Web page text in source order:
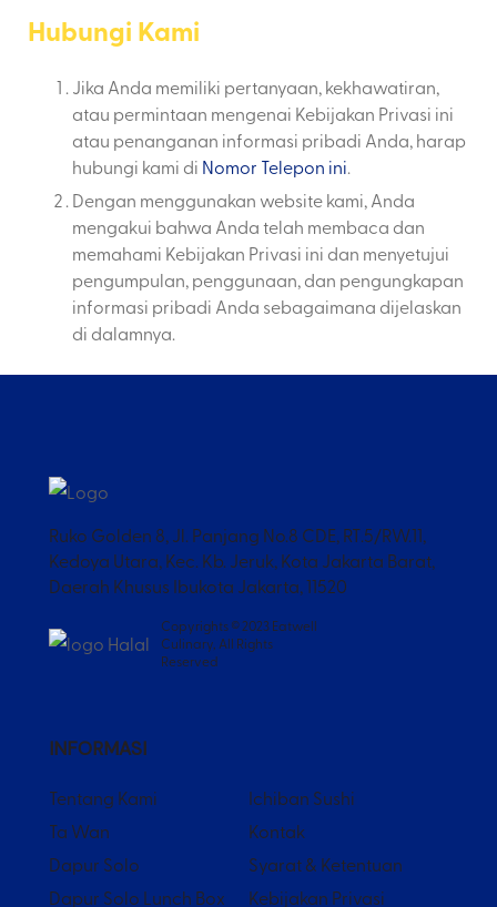
Hubungi Kami
Jika Anda memiliki pertanyaan, kekhawatiran,
atau permintaan mengenai Kebijakan Privasi ini
atau penanganan informasi pribadi Anda, harap
hubungi kami di Nomor Telepon ini.
Dengan menggunakan website kami, Anda
mengakui bahwa Anda telah membaca dan
memahami Kebijakan Privasi ini dan menyetujui
pengumpulan, penggunaan, dan pengungkapan
informasi pribadi Anda sebagaimana dijelaskan
di dalamnya.
Ruko Golden 8, Jl. Panjang No.8 CDE, RT.5/RW.11,
Kedoya Utara, Kec. Kb. Jeruk, Kota Jakarta Barat,
Daerah Khusus Ibukota Jakarta, 11520
Copyrights © 2023 Eatwell
Culinary, All Rights
Reserved
INFORMASI
Tentang Kami
Ichiban Sushi
Ta Wan
Kontak
Dapur Solo
Syarat & Ketentuan
Dapur Solo Lunch Box
Kebijakan Privasi